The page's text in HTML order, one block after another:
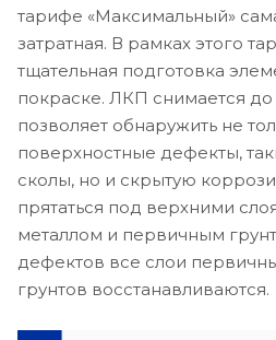
тарифе «Максимальный»
затратная. В рамках этого
тщательная подготовка
покраске. ЛКП снимается до
позволяет обнаружить не
поверхностные дефекты,
сколы, но и скрытую
прятаться под верхними
металлом и первичным
дефектов все слои
грунтов восстанавливаются.